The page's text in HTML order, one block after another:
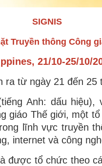
SIGNIS
Truyền thông Công
21/10-25/10/
từ ngày 21 đến 25
Anh: dấu
giáo Thế giới, một
lĩnh vực truyền
internet và công
được tổ chức theo